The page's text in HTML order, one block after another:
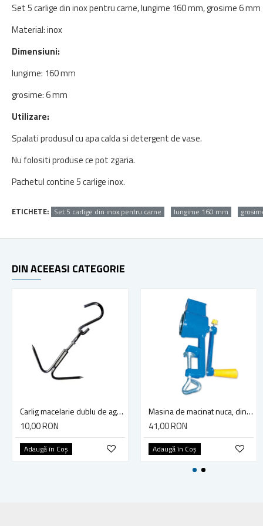
Set 5 carlige din inox pentru carne, lungime 160 mm, grosime 6 mm
Material: inox
Dimensiuni:
lungime: 160 mm
grosime: 6 mm
Utilizare:
Spalati produsul cu apa calda si detergent de vase.
Nu folositi produse ce pot zgaria.
Pachetul contine 5 carlige inox.
ETICHETE: Set 5 carlige din inox pentru carne lungime 160 mm
DIN ACEEASI CATEGORIE
Carlig macelarie dublu de agatat carne din otel, lungime 210 mm
10,00 RON
Adaugă în Coş
Masina de macinat nuca, din fonta Micul Fermier, albastru
41,00 RON
Adaugă în Coş